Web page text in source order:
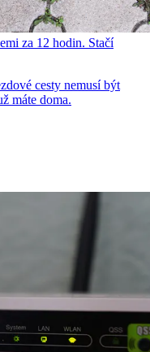
za 12 hodin. Stačí
cesty nemusí být
máte doma.